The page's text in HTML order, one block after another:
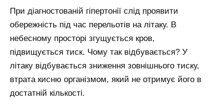
При діагностованій гіпертонії слід проявити
обережність під час перельотів на літаку. В
небесному просторі згущується кров,
підвищується тиск. Чому так відбувається? У
літаку відбувається зниження зовнішнього тиску,
втрата кисню організмом, який не отримує його в
достатній кількості.